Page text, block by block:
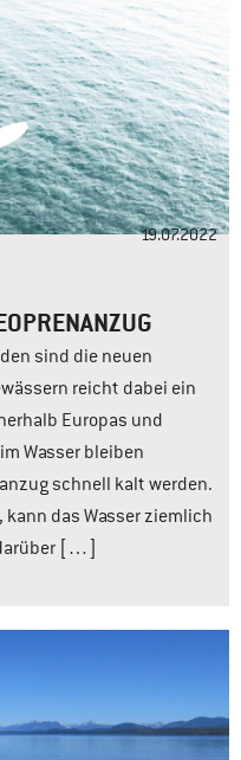
19.07.2022
sind die neuen
reicht dabei ein
Europas und
Wasser bleiben
schnell kalt werden.
das Wasser ziemlich
[…]